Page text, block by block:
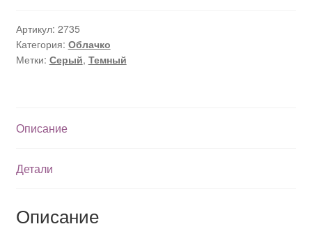
Артикул: 2735
Категория: Облачко
Метки: Серый, Темный
Описание
Детали
Описание